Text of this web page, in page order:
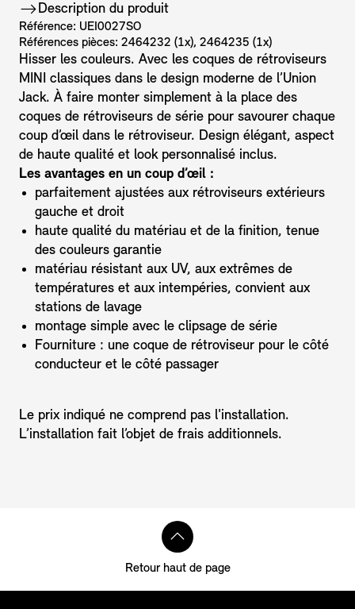
Description du produit
Référence: UEI0027SO
Références pièces: 2464232 (1x), 2464235 (1x)
Hisser les couleurs. Avec les coques de rétroviseurs
MINI classiques dans le design moderne de l’Union
Jack. À faire monter simplement à la place des
coques de rétroviseurs de série pour savourer chaque
coup d’œil dans le rétroviseur. Design élégant, aspect
de haute qualité et look personnalisé inclus.
Les avantages en un coup d’œil :
parfaitement ajustées aux rétroviseurs extérieurs
gauche et droit
haute qualité du matériau et de la finition, tenue
des couleurs garantie
matériau résistant aux UV, aux extrêmes de
températures et aux intempéries, convient aux
stations de lavage
montage simple avec le clipsage de série
Fourniture : une coque de rétroviseur pour le côté
conducteur et le côté passager
Le prix indiqué ne comprend pas l'installation.
L’installation fait l’objet de frais additionnels.